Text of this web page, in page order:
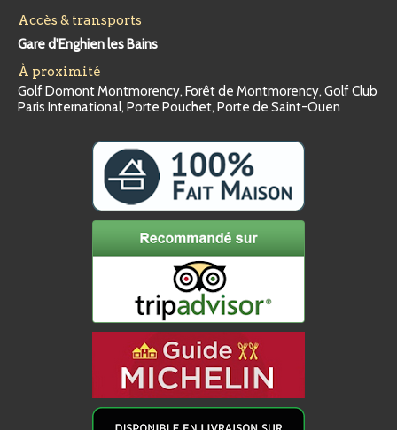
Accès & transports
Gare d'Enghien les Bains
À proximité
Golf Domont Montmorency, Forêt de Montmorency, Golf Club
Paris International, Porte Pouchet, Porte de Saint-Ouen